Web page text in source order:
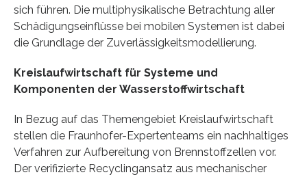
sich führen. Die multiphysikalische Betrachtung aller
Schädigungseinflüsse bei mobilen Systemen ist dabei
die Grundlage der Zuverlässigkeitsmodellierung.
Kreislaufwirtschaft für Systeme und
Komponenten der Wasserstoffwirtschaft
In Bezug auf das Themengebiet Kreislaufwirtschaft
stellen die Fraunhofer-Expertenteams ein nachhaltiges
Verfahren zur Aufbereitung von Brennstoffzellen vor.
Der verifizierte Recyclingansatz aus mechanischer